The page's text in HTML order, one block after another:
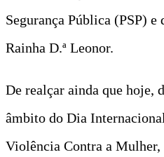
Segurança Pública (PSP)
Rainha D.ª Leonor.
De realçar ainda que hoje,
âmbito do Dia
Violência Contra a